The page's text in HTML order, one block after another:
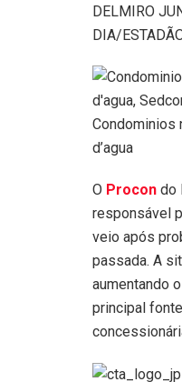
DELMIRO
DIA/
Condominios
d’agua
O Procon do
responsável
veio após
passada. A
aumentando
principal